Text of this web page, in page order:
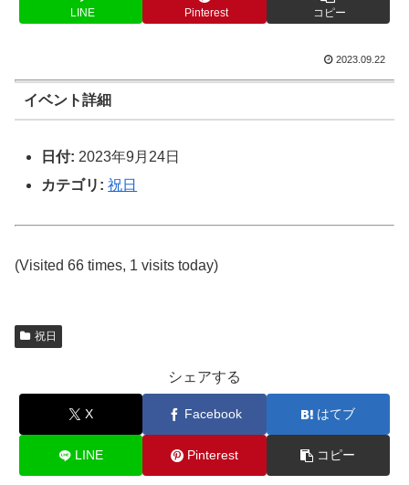
LINE Pinterest コピー
2023.09.22
イベント詳細
日付: 2023年9月24日
カテゴリ: 祝日
(Visited 66 times, 1 visits today)
祝日
シェアする
X Facebook はてブ
LINE Pinterest コピー